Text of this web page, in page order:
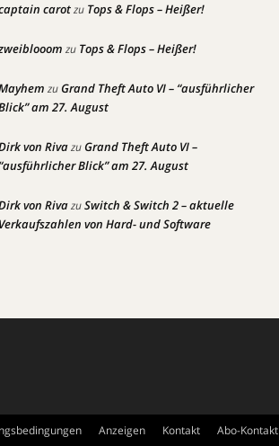
carotzu Tops & Flops – Heißer!
zu Tops & Flops – Heißer!
zuGrand Theft Auto VI – “ausführlicher
am 27. August
von RivazuGrand Theft Auto VI –
“ausführlicher Blick” am 27. August
von RivazuSwitch & Switch 2 – aktuelle
Verkaufszahlen von Hard- und Software
Anzeigen Kontakt Abo-Kontakt